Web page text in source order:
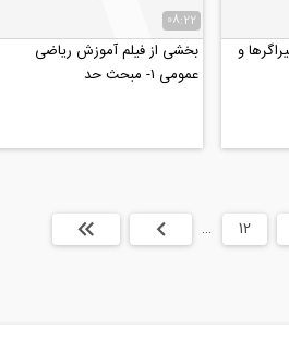
و
08:22
بخشی از فیلم آموزش رياضى
عمومى ١- مبحث حد
12
… بعدی انتها »